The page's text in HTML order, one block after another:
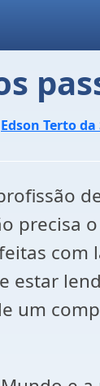
Edson Terto da
precisa
um